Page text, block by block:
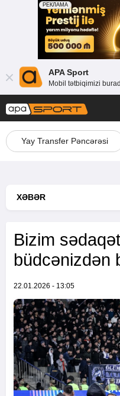
APA Sport
Mobil tətbiqimizi
Yay Transfer Pəncərəsi
XƏBƏR
Bizim
büdcənizdən
22.01.2026 - 13:05